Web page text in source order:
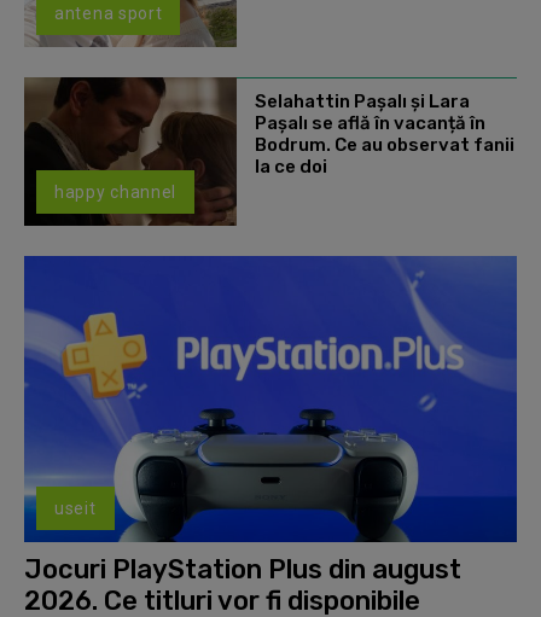
antena sport
happy channel
Selahattin Paşalı și Lara
Paşalı se află în vacanță în
Bodrum. Ce au observat fanii
la ce doi
useit
Jocuri PlayStation Plus din august
2026. Ce titluri vor fi disponibile